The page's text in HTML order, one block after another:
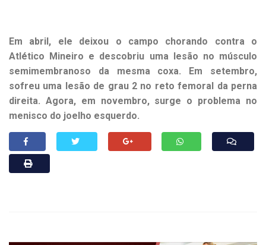
Em abril, ele deixou o campo chorando contra o
Atlético Mineiro e descobriu uma lesão no músculo
semimembranoso da mesma coxa. Em setembro,
sofreu uma lesão de grau 2 no reto femoral da perna
direita. Agora, em novembro, surge o problema no
menisco do joelho esquerdo.